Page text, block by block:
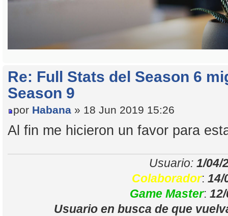
Re: Full Stats del Season 6
Season 9
por Habana » 18 Jun 2019 15:26
Al fin me hicieron un favor para
Usuario: 1/04/
Colaborador: 14/
Game Master:
Usuario en busca de que